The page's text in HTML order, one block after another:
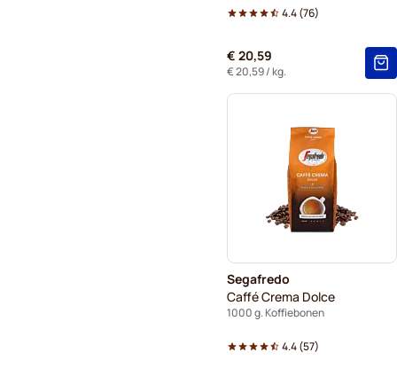
4.4(76)
€ 20,59
€ 20,59/ kg.
Segafredo
Caffé Crema Dolce
1000 g. Koffiebonen
4.4(57)